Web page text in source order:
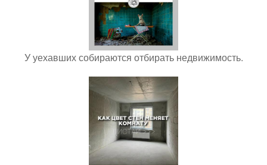
У уехавших собираются отбирать недвижимость.